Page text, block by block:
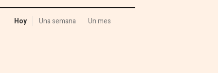
Hoy Una semana Un mes